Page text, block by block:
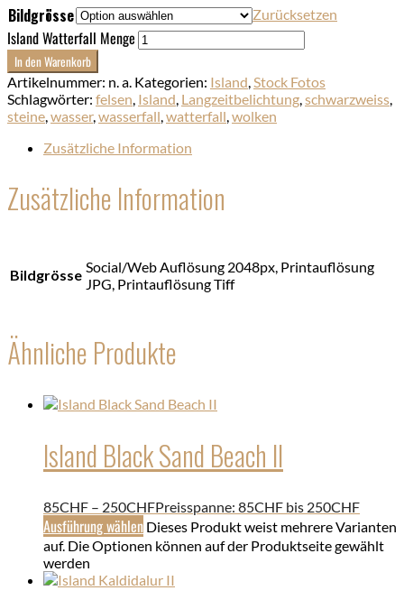
Bildgrösse Zurücksetzen
Island Watterfall Menge
In den Warenkorb
Artikelnummer: n. a. Kategorien: Island Stock Fotos
Schlagwörter: felsen Island Langzeitbelichtung schwarzweiss
steine wasser, wasserfall watterfall wolken
Zusätzliche Information
Zusätzliche Information
Bildgrösse Social/Web Auflösung 2048px, Printauflösung
JPG, Printauflösung Tiff
Ähnliche Produkte
Island Black Sand Beach II
85CHF – 250CHFPreisspanne: 85CHF bis 250CHF
Ausführung wählen Dieses Produkt weist mehrere Varianten
auf. Die Optionen können auf der Produktseite gewählt
werden